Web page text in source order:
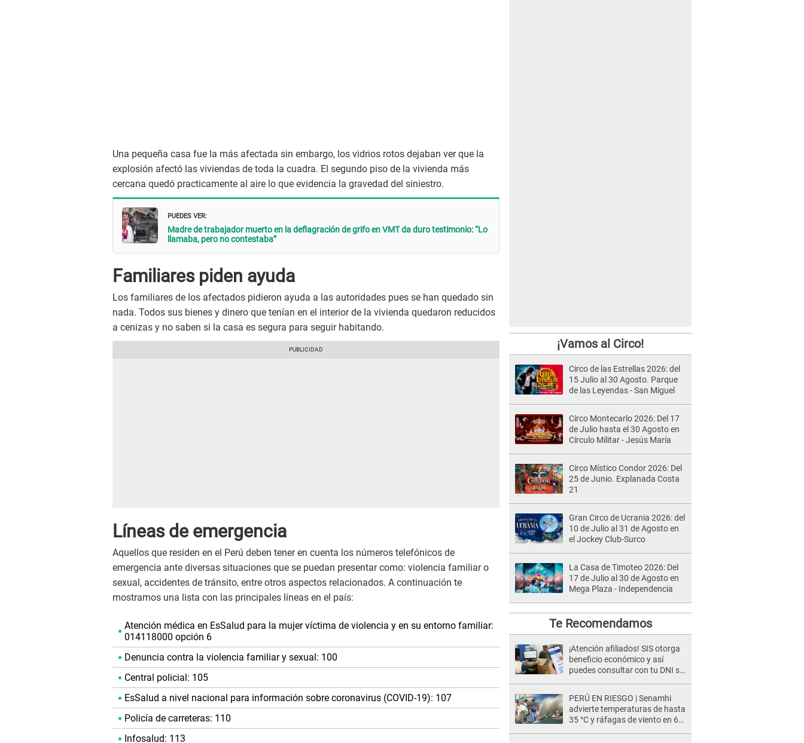
Una pequeña casa fue la más afectada sin embargo, los vidrios rotos dejaban ver que la
explosión afectó las viviendas de toda la cuadra. El segundo piso de la vivienda más
cercana quedó practicamente al aire lo que evidencia la gravedad del siniestro.
PUEDES VER:
Madre de trabajador muerto en la deflagración de grifo en VMT da duro testimonio: “Lo
llamaba, pero no contestaba”
Familiares piden ayuda
Los familiares de los afectados pidieron ayuda a las autoridades pues se han quedado sin
nada. Todos sus bienes y dinero que tenían en el interior de la vivienda quedaron reducidos
a cenizas y no saben si la casa es segura para seguir habitando.
Líneas de emergencia
Aquellos que residen en el Perú deben tener en cuenta los números telefónicos de
emergencia ante diversas situaciones que se puedan presentar como: violencia familiar o
sexual, accidentes de tránsito, entre otros aspectos relacionados. A continuación te
mostramos una lista con las principales líneas en el país:
Atención médica en EsSalud para la mujer víctima de violencia y en su entorno familiar:
014118000 opción 6
Denuncia contra la violencia familiar y sexual: 100
Central policial: 105
EsSalud a nivel nacional para información sobre coronavirus (COVID-19): 107
Policía de carreteras: 110
Infosalud: 113
¡Vamos al Circo!
Circo de las Estrellas 2026: del
15 Julio al 30 Agosto. Parque
de las Leyendas - San Miguel
Circo Montecarlo 2026: Del 17
de Julio hasta el 30 Agosto en
Círculo Militar - Jesús María
Circo Místico Condor 2026: Del
25 de Junio. Explanada Costa
21
Gran Circo de Ucrania 2026: del
10 de Julio al 31 de Agosto en
el Jockey Club-Surco
La Casa de Timoteo 2026: Del
17 de Julio al 30 de Agosto en
Mega Plaza - Independencia
Te Recomendamos
¡Atención afiliados! SIS otorga
beneficio económico y así
puedes consultar con tu DNI si
PERÚ EN RIESGO | Senamhi
advierte temperaturas de hasta
35 °C y ráfagas de viento en 6